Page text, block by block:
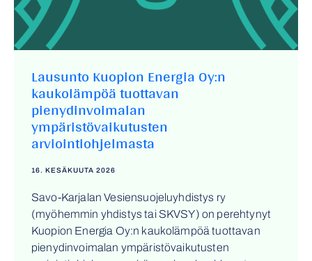
Lausunto Kuopion Energia Oy:n
kaukolämpöä tuottavan
pienydinvoimalan
ympäristövaikutusten
arviointiohjelmasta
16. KESÄKUUTA 2026
Savo-Karjalan Vesiensuojeluyhdistys ry
(myöhemmin yhdistys tai SKVSY) on perehtynyt
Kuopion Energia Oy:n kaukolämpöä tuottavan
pienydinvoimalan ympäristövaikutusten